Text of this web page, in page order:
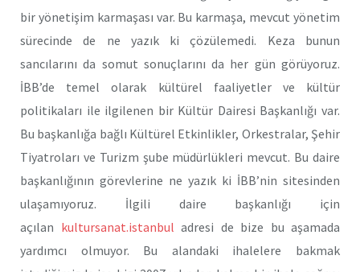
bir yönetişim karmaşası var. Bu karmaşa, mevcut yönetim
sürecinde de ne yazık ki çözülemedi. Keza bunun
sancılarını da somut sonuçlarını da her gün görüyoruz.
İBB’de temel olarak kültürel faaliyetler ve kültür
politikaları ile ilgilenen bir Kültür Dairesi Başkanlığı var.
Bu başkanlığa bağlı Kültürel Etkinlikler, Orkestralar, Şehir
Tiyatroları ve Turizm şube müdürlükleri mevcut. Bu daire
başkanlığının görevlerine ne yazık ki İBB’nin sitesinden
ulaşamıyoruz. İlgili daire başkanlığı için
açılan kultursanat.istanbul adresi de bize bu aşamada
yardımcı olmuyor. Bu alandaki ihalelere bakmak